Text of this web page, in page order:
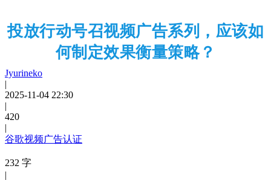
投放行动号召视频广告系列，应该如
何制定效果衡量策略？
Jyurineko
|
2025-11-04 22:30
|
420
|
谷歌视频广告认证
232 字
|